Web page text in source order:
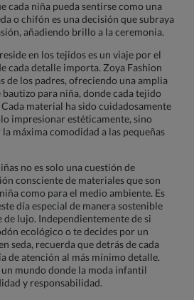
cada niña pueda sentirse como una
o chifón es una decisión que subraya
añadiendo brillo a la ceremonia.
en los tejidos es un viaje por el
cada detalle importa. Zoya Fashion
de los padres, ofreciendo una amplia
para niña, donde cada tejido
material ha sido cuidadosamente
impresionar estéticamente, sino
máxima comodidad a las pequeñas
no es solo una cuestión de
consciente de materiales que son
como para el medio ambiente. Es
día especial de manera sostenible
lujo. Independientemente de si
ecológico o te decides por un
seda, recuerda que detrás de cada
de atención al más mínimo detalle.
mundo donde la moda infantil
y responsabilidad.